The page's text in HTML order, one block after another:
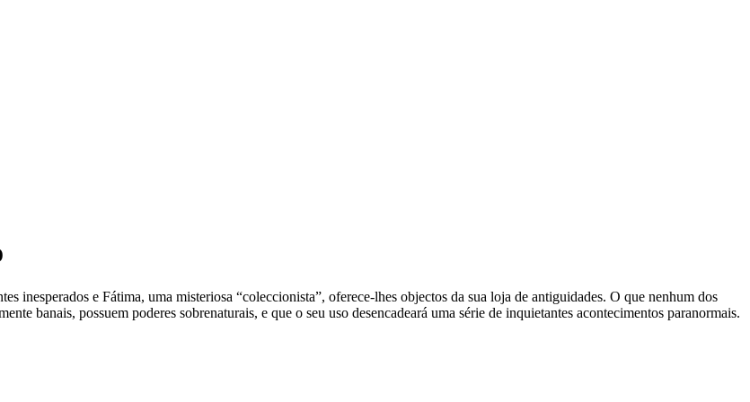
e Fátima, uma misteriosa “coleccionista”, oferece-lhes objectos da sua loja de antiguidades. O que nenhum dos
banais, possuem poderes sobrenaturais, e que o seu uso desencadeará uma série de inquietantes acontecimentos paranormais.